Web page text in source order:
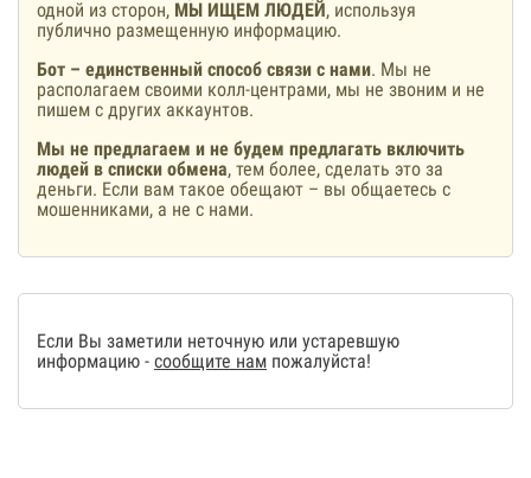
одной из сторон, МЫ ИЩЕМ ЛЮДЕЙ, используя
публично размещенную информацию.
Бот – единственный способ связи с нами. Мы не
располагаем своими колл-центрами, мы не звоним и не
пишем с других аккаунтов.
Мы не предлагаем и не будем предлагать включить
людей в списки обмена, тем более, сделать это за
деньги. Если вам такое обещают – вы общаетесь с
мошенниками, а не с нами.
Если Вы заметили неточную или устаревшую
информацию - сообщите нам пожалуйста!